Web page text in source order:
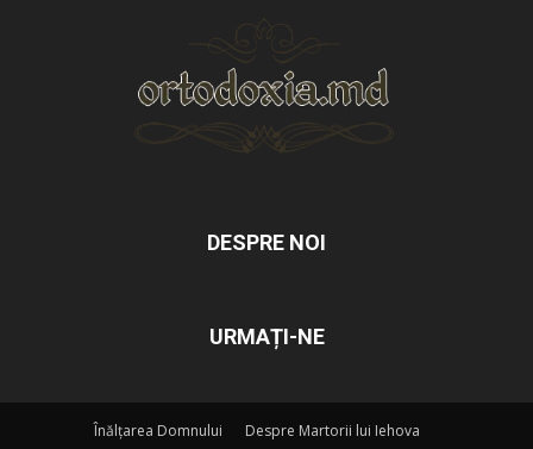
DESPRE NOI
URMAȚI-NE
Înălțarea Domnului
Despre Martorii lui Iehova